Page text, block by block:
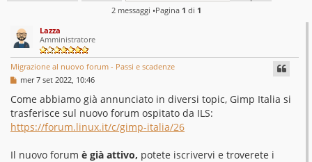
2 messaggi •Pagina 1 di 1
Lazza
Amministratore
Migrazione al nuovo forum - Passi e scadenze
M
s
s
a
g
g
o
mer 7 set 2022, 10:46
Come abbiamo già annunciato in diversi topic, Gimp Italia si
trasferisce sul nuovo forum ospitato da ILS:
https://forum.linux.it/c/gimp-italia/26
Il nuovo forum è già attivo, potete iscrivervi e troverete i